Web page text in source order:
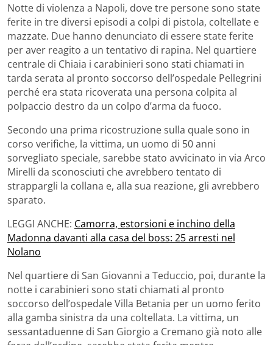
Notte di violenza a Napoli, dove tre persone sono state
ferite in tre diversi episodi a colpi di pistola, coltellate e
mazzate. Due hanno denunciato di essere state ferite
per aver reagito a un tentativo di rapina. Nel quartiere
centrale di Chiaia i carabinieri sono stati chiamati in
tarda serata al pronto soccorso dell’ospedale Pellegrini
perché era stata ricoverata una persona colpita al
polpaccio destro da un colpo d’arma da fuoco.
Secondo una prima ricostruzione sulla quale sono in
corso verifiche, la vittima, un uomo di 50 anni
sorvegliato speciale, sarebbe stato avvicinato in via Arco
Mirelli da sconosciuti che avrebbero tentato di
strappargli la collana e, alla sua reazione, gli avrebbero
sparato.
LEGGI ANCHE: Camorra, estorsioni e inchino della
Madonna davanti alla casa del boss: 25 arresti nel
Nolano
Nel quartiere di San Giovanni a Teduccio, poi, durante la
notte i carabinieri sono stati chiamati al pronto
soccorso dell’ospedale Villa Betania per un uomo ferito
alla gamba sinistra da una coltellata. La vittima, un
sessantaduenne di San Giorgio a Cremano già noto alle